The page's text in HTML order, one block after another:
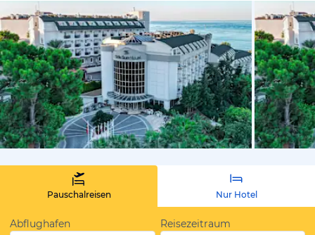
vom
Pauschalreisen Nur Hotel
Abflughafen
Reisezeitraum